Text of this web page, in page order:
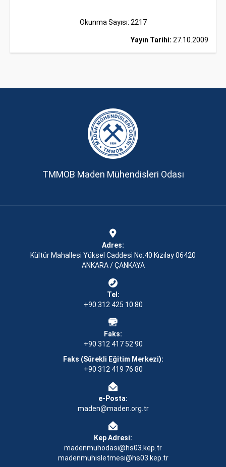
Okunma Sayısı: 2217
Yayın Tarihi: 27.10.2009
TMMOB Maden Mühendisleri Odası
Adres:
Kültür Mahallesi Yüksel Caddesi No:40 Kızılay 06420
ANKARA / ÇANKAYA
Tel:
+90 312 425 10 80
Faks:
+90 312 417 52 90
Faks (Sürekli Eğitim Merkezi):
+90 312 419 76 80
e-Posta:
maden@maden.org.tr
Kep Adresi:
madenmuhodasi@hs03.kep.tr
madenmuhisletmesi@hs03.kep.tr